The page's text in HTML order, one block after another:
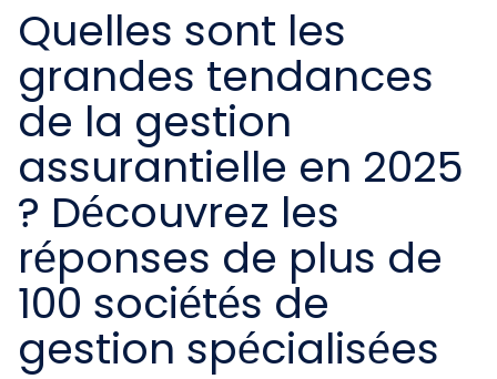
Quelles sont les
grandes tendances
de la gestion
assurantielle en 2025
? Découvrez les
réponses de plus de
100 sociétés de
gestion spécialisées